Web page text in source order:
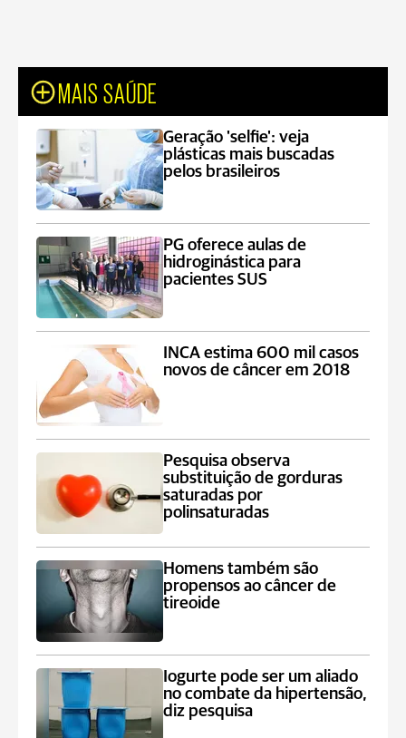
MAIS SAÚDE
Geração 'selfie': veja
plásticas mais buscadas
pelos brasileiros
PG oferece aulas de
hidroginástica para
pacientes SUS
INCA estima 600 mil casos
novos de câncer em 2018
Pesquisa observa
substituição de gorduras
saturadas por
polinsaturadas
Homens também são
propensos ao câncer de
tireoide
Iogurte pode ser um aliado
no combate da hipertensão,
diz pesquisa